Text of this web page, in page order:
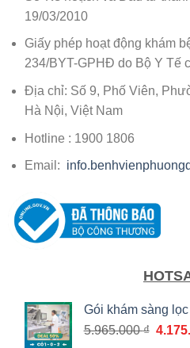
19/03/2010
Giấy phép hoạt động khám
234/BYT-GPHĐ do Bộ Y Tế
Địa chỉ: Số 9, Phố Viên,
Hà Nội, Việt Nam
Hotline : 1900 1806
Email:
Gói khám sàng
5.965.000₫ Giá